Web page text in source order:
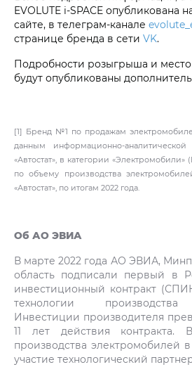
EVOLUTE i‑SPACE опубликована
сайте, в телеграм-канале
странице бренда в сети VK.
Подробности розыгрыша и место
будут опубликованы
[1] Бренд №1 по продажам
данным информационно-
«Автостат», в категории «Электромобили»
по объему производства
«Автостат», по итогам 2022 года.
Об АО ЭВИА
В марте 2022 года АО ЭВИА,
область подписали первый в
инвестиционный контракт
технологии производства
Инвестиции производителя
11 лет действия контракта.
производства электромобилей
участие технологический